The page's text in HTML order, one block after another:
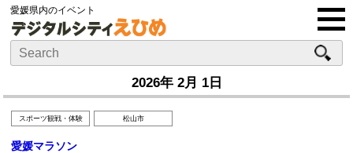
愛媛県内のイベント
2026年 2月 1日
スポーツ観戦・体験 松山市
愛媛マラソン